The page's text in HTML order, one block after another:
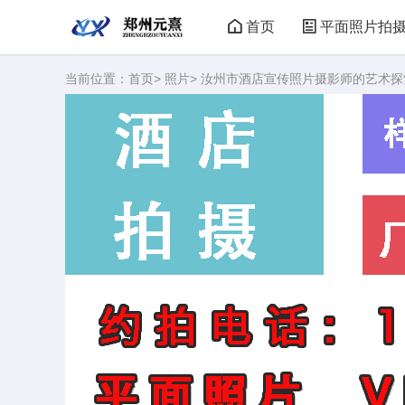
首页 平面照片拍
当前位置： 首页> 照片> 汝州市酒店宣传照片摄影师的艺术